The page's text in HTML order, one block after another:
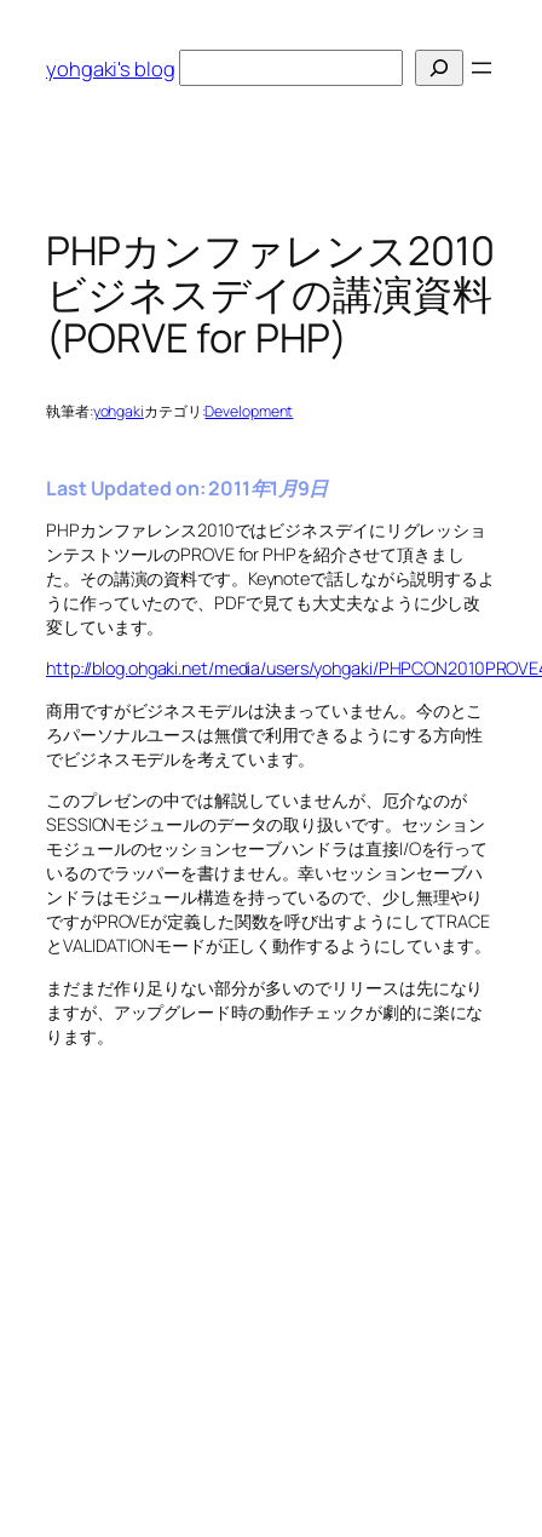
yohgaki's blog
索
PHPカンファレンス2010
ビジネスデイの講演資料
(PORVE for PHP)
執筆者:yohgakiカテゴリ:Development
Last Updated on: 2011年1月9日
PHPカンファレンス2010ではビジネスデイにリグレッショ
ンテストツールのPROVE for PHPを紹介させて頂きまし
た。その講演の資料です。Keynoteで話しながら説明するよ
うに作っていたので、PDFで見ても大丈夫なように少し改
変しています。
http://blog.ohgaki.net/media/users/yohgaki/
商用ですがビジネスモデルは決まっていません。今のとこ
ろパーソナルユースは無償で利用できるようにする方向性
でビジネスモデルを考えています。
このプレゼンの中では解説していませんが、厄介なのが
SESSIONモジュールのデータの取り扱いです。セッション
モジュールのセッションセーブハンドラは直接I/Oを行って
いるのでラッパーを書けません。幸いセッションセーブハ
ンドラはモジュール構造を持っているので、少し無理やり
ですがPROVEが定義した関数を呼び出すようにしてTRACE
とVALIDATIONモードが正しく動作するようにしています。
まだまだ作り足りない部分が多いのでリリースは先になり
ますが、アップグレード時の動作チェックが劇的に楽にな
ります。